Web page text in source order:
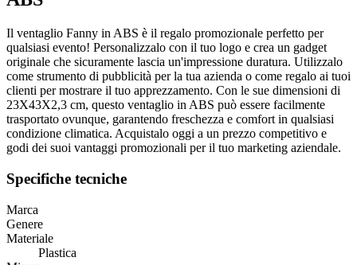
Il ventaglio Fanny in ABS è il regalo promozionale perfetto per
qualsiasi evento! Personalizzalo con il tuo logo e crea un gadget
originale che sicuramente lascia un'impressione duratura. Utilizzalo
come strumento di pubblicità per la tua azienda o come regalo ai tuoi
clienti per mostrare il tuo apprezzamento. Con le sue dimensioni di
23X43X2,3 cm, questo ventaglio in ABS può essere facilmente
trasportato ovunque, garantendo freschezza e comfort in qualsiasi
condizione climatica. Acquistalo oggi a un prezzo competitivo e
godi dei suoi vantaggi promozionali per il tuo marketing aziendale.
Specifiche tecniche
Marca
Genere
Materiale
Plastica